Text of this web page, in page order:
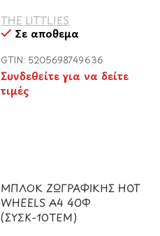
THE LITTLIES
Σε απόθεμα
GTIN: 5205698749636
Συνδεθείτε για να δείτε
τιμές
ΜΠΛΟΚ ΖΩΓΡΑΦΙΚΗΣ HOT
WHEELS A4 40Φ
(ΣΥΣΚ-10ΤΕΜ)